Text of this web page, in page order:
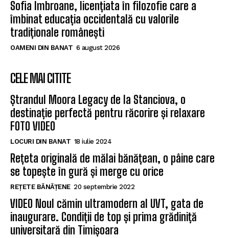
Sofia Imbroane, licențiata în filozofie care a
îmbinat educația occidentală cu valorile
tradiționale românești
OAMENI DIN BANAT 6 august 2026
CELE MAI CITITE
Ștrandul Moora Legacy de la Stanciova, o
destinație perfectă pentru răcorire și relaxare
FOTO VIDEO
LOCURI DIN BANAT 18 iulie 2024
Rețeta originală de mălai bănățean, o pâine care
se topește în gură și merge cu orice
REȚETE BĂNĂȚENE 20 septembrie 2022
VIDEO Noul cămin ultramodern al UVT, gata de
inaugurare. Condiții de top și prima grădiniță
universitară din Timișoara